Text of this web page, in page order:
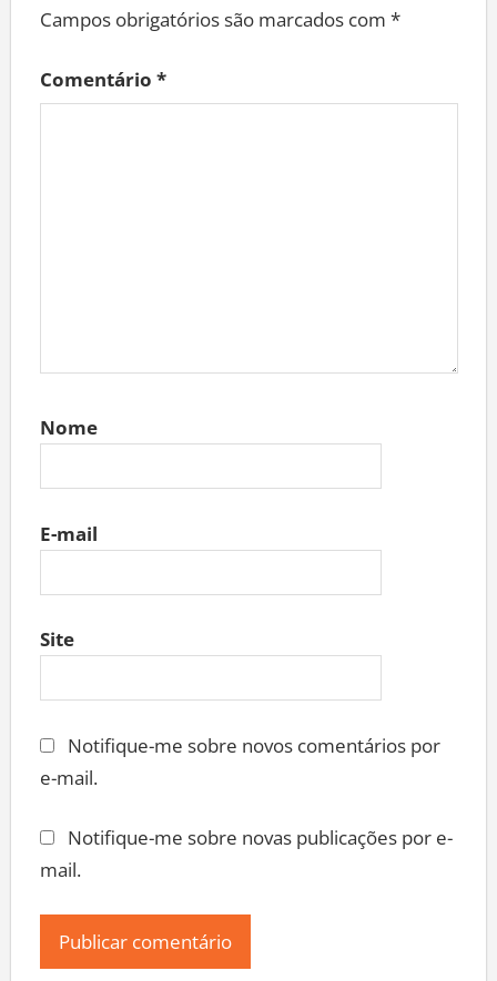
Campos obrigatórios são marcados com *
Comentário *
Nome
E-mail
Site
Notifique-me sobre novos comentários por
e-mail.
Notifique-me sobre novas publicações por e-
mail.